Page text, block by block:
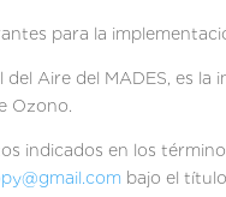
para la
del Aire del MADES, es
Ozono.
indicados en los
bajo el título